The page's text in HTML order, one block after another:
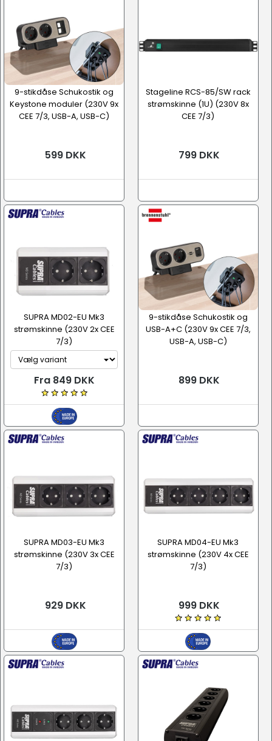
9-stikdåse Schukostik og
Keystone moduler (230V 9x
CEE 7/3, USB-A, USB-C)
599 DKK
Stageline RCS-85/SW rack
strømskinne (1U) (230V 8x
CEE 7/3)
799 DKK
SUPRA MD02-EU Mk3
strømskinne (230V 2x CEE
7/3)
Fra 849 DKK
9-stikdåse Schukostik og
USB-A+C (230V 9x CEE 7/3,
USB-A, USB-C)
899 DKK
SUPRA MD03-EU Mk3
strømskinne (230V 3x CEE
7/3)
929 DKK
SUPRA MD04-EU Mk3
strømskinne (230V 4x CEE
7/3)
999 DKK